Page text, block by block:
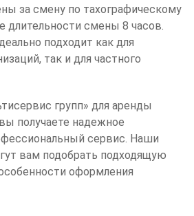
за смену по тахографическому
длительности смены 8 часов.
подходит как для
так и для частного
групп» для аренды
получаете надежное
сервис. Наши
вам подобрать подходящую
оформления